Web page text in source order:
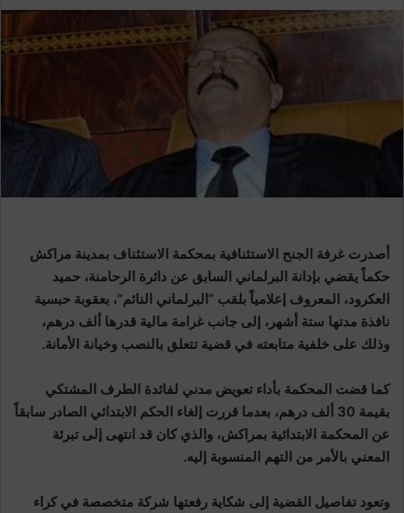
أصدرت غرفة الجنح الاستئنافية بمحكمة الاستئناف بمدينة مراكش
حكماً يقضي بإدانة البرلماني السابق عن دائرة الرحامنة، حميد
العكرود، المعروف إعلامياً بلقب “البرلماني النائم”، بعقوبة حبسية
نافذة مدتها ستة أشهر، إلى جانب غرامة مالية قدرها ألف درهم،
وذلك على خلفية متابعته في قضية تتعلق بالنصب وخيانة الأمانة.
كما قضت المحكمة بأداء تعويض مدني لفائدة الطرف المشتكي
بقيمة 30 ألف درهم، بعدما قررت إلغاء الحكم الابتدائي الصادر سابقاً
عن المحكمة الابتدائية بمراكش، والذي كان قد انتهى إلى تبرئة
المعني بالأمر من التهم المنسوبة إليه.
وتعود تفاصيل القضية إلى شكاية رفعتها شركة متخصصة في كراء